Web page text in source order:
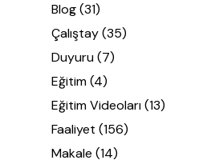
Blog(31)
Çalıştay(35)
Duyuru(7)
Eğitim(4)
Eğitim Videoları(13)
Faaliyet (156)
Makale (14)